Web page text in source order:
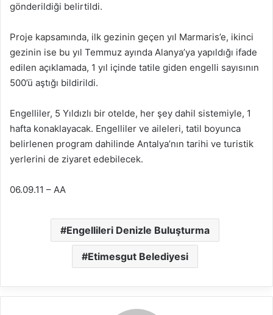
gönderildiği belirtildi.
Proje kapsamında, ilk gezinin geçen yıl Marmaris’e, ikinci
gezinin ise bu yıl Temmuz ayında Alanya’ya yapıldığı ifade
edilen açıklamada, 1 yıl içinde tatile giden engelli sayısının
500’ü aştığı bildirildi.
Engelliler, 5 Yıldızlı bir otelde, her şey dahil sistemiyle, 1
hafta konaklayacak. Engelliler ve aileleri, tatil boyunca
belirlenen program dahilinde Antalya’nın tarihi ve turistik
yerlerini de ziyaret edebilecek.
06.09.11 – AA
Engellileri Denizle Buluşturma
Etimesgut Belediyesi